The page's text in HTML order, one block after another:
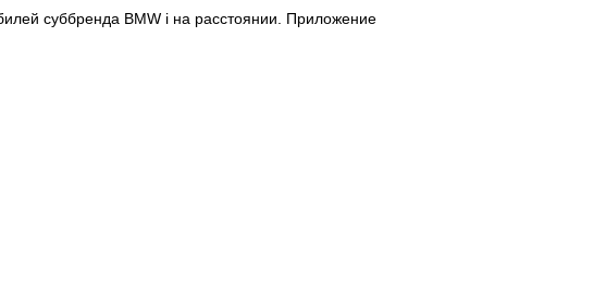
суббренда BMW i на расстоянии. Приложение